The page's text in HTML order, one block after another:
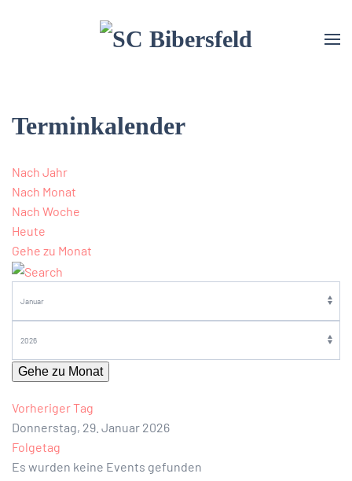
Terminkalender
Nach Jahr
Nach Monat
Nach Woche
Heute
Gehe zu Monat
Gehe zu Monat
Vorheriger Tag
Donnerstag, 29. Januar 2026
Folgetag
Es wurden keine Events gefunden